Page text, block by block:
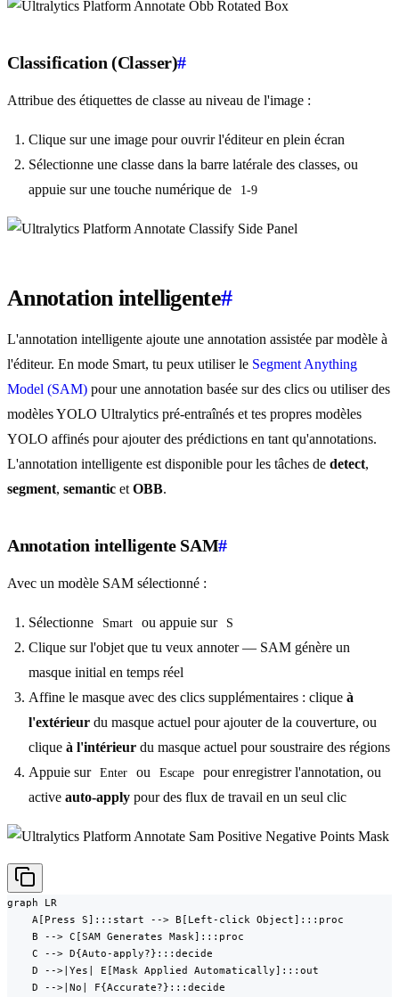
Classification (Classer)#
Attribue des étiquettes de classe au niveau de l'image :
Clique sur une image pour ouvrir l'éditeur en plein écran
Sélectionne une classe dans la barre latérale des classes, ou
appuie sur une touche numérique de
1-9
Annotation intelligente#
L'annotation intelligente ajoute une annotation assistée par modèle à
l'éditeur. En mode Smart, tu peux utiliser le Segment Anything
Model (SAM) pour une annotation basée sur des clics ou utiliser des
modèles YOLO Ultralytics pré-entraînés et tes propres modèles
YOLO affinés pour ajouter des prédictions en tant qu'annotations.
L'annotation intelligente est disponible pour les tâches de detect,
segment, semantic et OBB.
Annotation intelligente SAM#
Avec un modèle SAM sélectionné :
Sélectionne Smart ou appuie sur S
Clique sur l'objet que tu veux annoter — SAM génère un
masque initial en temps réel
Affine le masque avec des clics supplémentaires : clique à
l'extérieur du masque actuel pour ajouter de la couverture, ou
clique à l'intérieur du masque actuel pour soustraire des régions
Appuie sur Enter ou Escape
pour enregistrer l'annotation, ou
active auto-apply pour des flux de travail en un seul clic
graph LR
    A[Press S]:::start --> B[Left-click Object]:::proc
    B --> C[SAM Generates Mask]:::proc
    C --> D{Auto-apply?}:::decide
    D -->|Yes| E[Mask Applied Automatically]:::out
    D -->|No| F{Accurate?}:::decide